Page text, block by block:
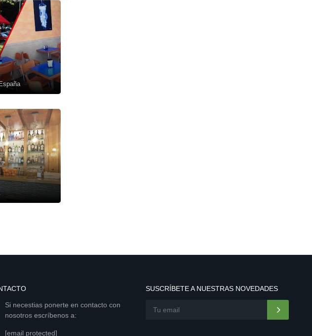
Si necestias ponerte en contacto con
nosotros escríbenos a:
[email protected]
SUSCRÍBETE A NUESTRAS NOVEDADES